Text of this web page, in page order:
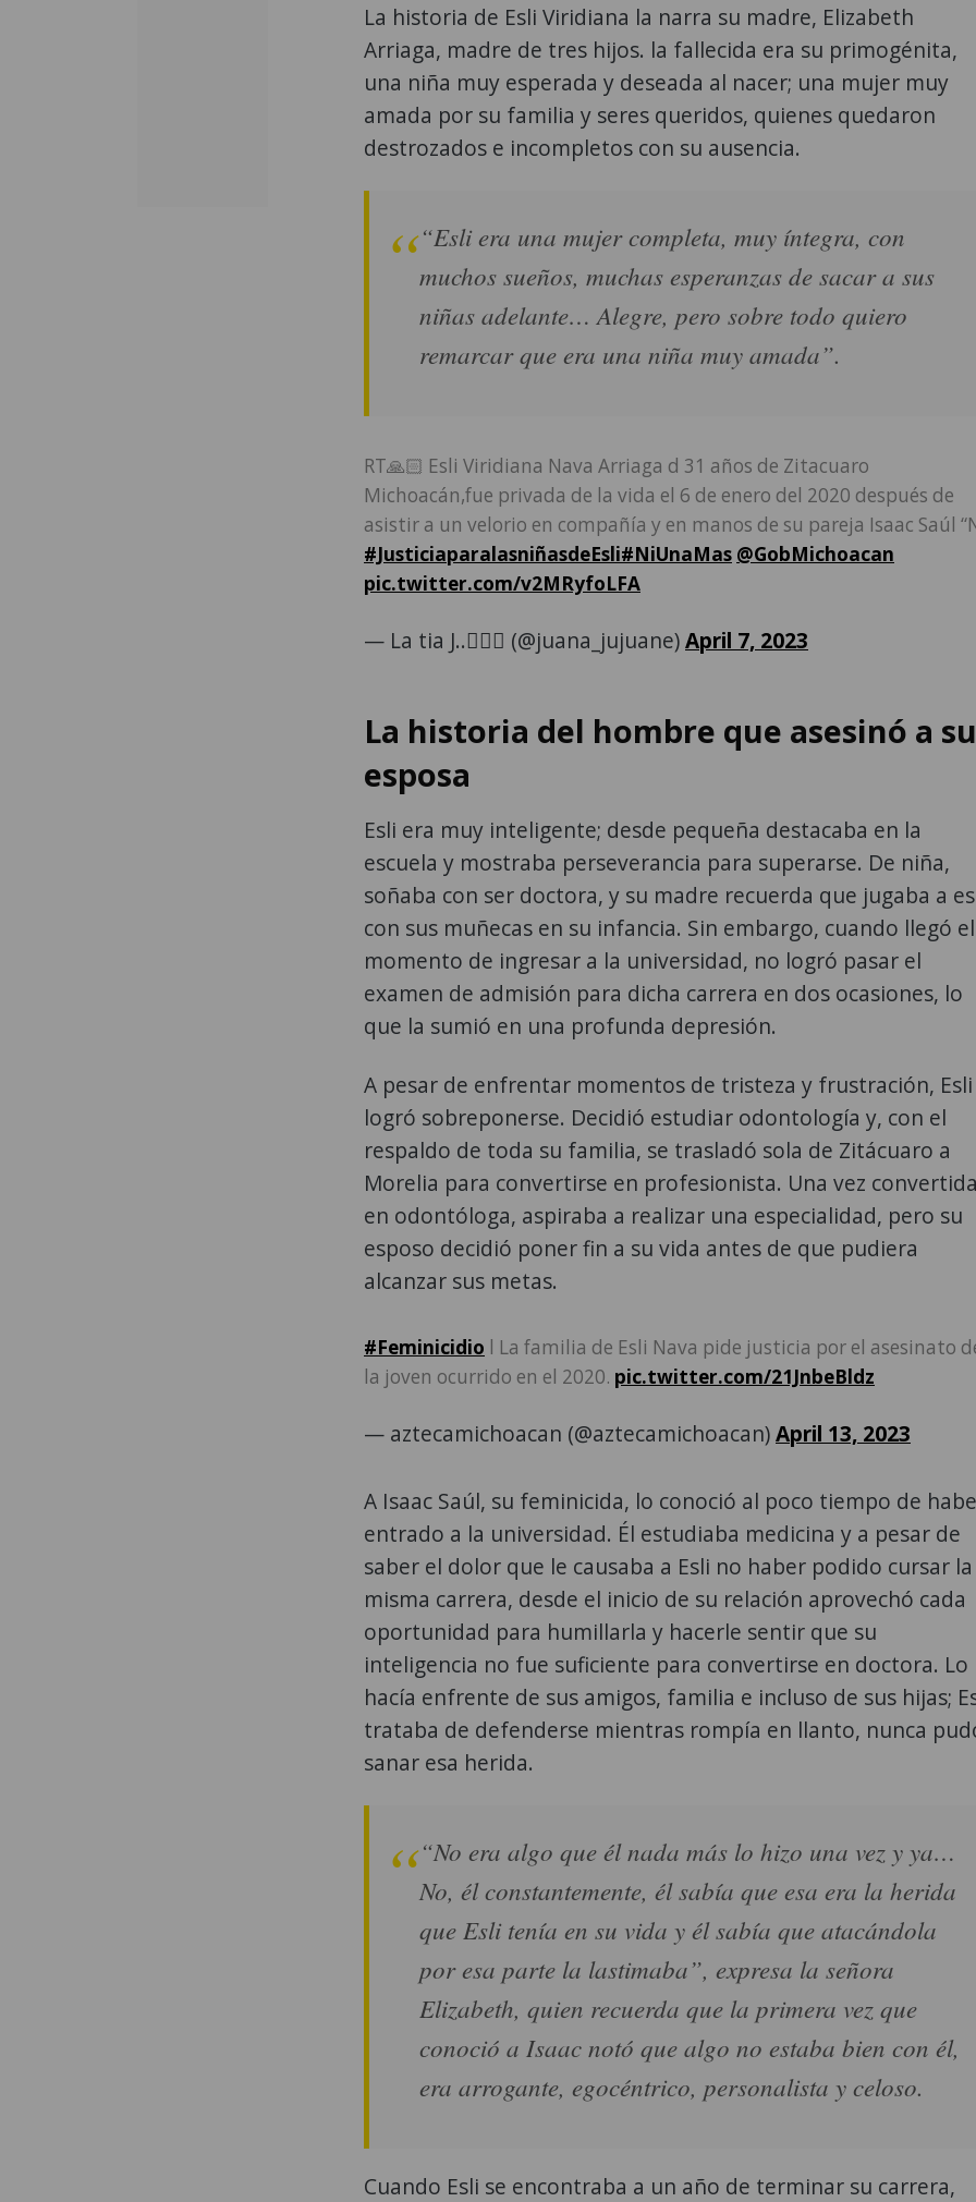
La historia de Esli Viridiana la narra su madre, Elizabeth
Arriaga, madre de tres hijos. la fallecida era su primogénita,
una niña muy esperada y deseada al nacer; una mujer muy
amada por su familia y seres queridos, quienes quedaron
destrozados e incompletos con su ausencia.
“Esli era una mujer completa, muy íntegra, con
muchos sueños, muchas esperanzas de sacar a sus
niñas adelante… Alegre, pero sobre todo quiero
remarcar que era una niña muy amada”.
RT🙏🏻 Esli Viridiana Nava Arriaga d 31 años de Zitacuaro
Michoacán,fue privada de la vida el 6 de enero del 2020 después de
asistir a un velorio en compañía y en manos de su pareja Isaac Saúl
#JusticiaparalasniñasdeEsli#NiUnaMas @GobMichoacan
pic.twitter.com/v2MRyfoLFA
— La tia J..🏃🏻‍♀️ (@juana_jujuane)April 7, 2023
La historia del hombre que asesinó a su
esposa
Esli era muy inteligente; desde pequeña destacaba en la
escuela y mostraba perseverancia para superarse. De niña,
soñaba con ser doctora, y su madre recuerda que jugaba a
con sus muñecas en su infancia. Sin embargo, cuando llegó el
momento de ingresar a la universidad, no logró pasar el
examen de admisión para dicha carrera en dos ocasiones, lo
que la sumió en una profunda depresión.
A pesar de enfrentar momentos de tristeza y frustración, Esli
logró sobreponerse. Decidió estudiar odontología y, con el
respaldo de toda su familia, se trasladó sola de Zitácuaro a
Morelia para convertirse en profesionista. Una vez
en odontóloga, aspiraba a realizar una especialidad, pero su
esposo decidió poner fin a su vida antes de que pudiera
alcanzar sus metas.
#Feminicidio l La familia de Esli Nava pide justicia por el asesinato
la joven ocurrido en el 2020. pic.twitter.com/21JnbeBldz
— aztecamichoacan (@aztecamichoacan)April 13, 2023
A Isaac Saúl, su feminicida, lo conoció al poco tiempo de
entrado a la universidad. Él estudiaba medicina y a pesar de
saber el dolor que le causaba a Esli no haber podido cursar la
misma carrera, desde el inicio de su relación aprovechó cada
oportunidad para humillarla y hacerle sentir que su
inteligencia no fue suficiente para convertirse en doctora. Lo
hacía enfrente de sus amigos, familia e incluso de sus hijas;
trataba de defenderse mientras rompía en llanto, nunca
sanar esa herida.
“No era algo que él nada más lo hizo una vez y ya…
No, él constantemente, él sabía que esa era la herida
que Esli tenía en su vida y él sabía que atacándola
por esa parte la lastimaba”, expresa la señora
Elizabeth, quien recuerda que la primera vez que
conoció a Isaac notó que algo no estaba bien con él,
era arrogante, egocéntrico, personalista y celoso.
Cuando Esli se encontraba a un año de terminar su carrera,